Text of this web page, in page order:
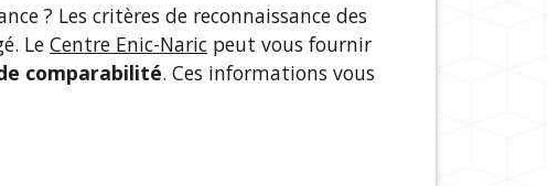
? Les critères de reconnaissance des
Le Centre Enic-Naric peut vous fournir
comparabilité. Ces informations vous